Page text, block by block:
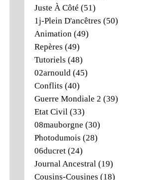
Juste À Côté (51)
1j-Plein D'ancêtres (50)
Animation (49)
Repères (49)
Tutoriels (48)
02arnould (45)
Conflits (40)
Guerre Mondiale 2 (39)
Etat Civil (33)
08mauborgne (30)
Photodumois (28)
06ducret (24)
Journal Ancestral (19)
Cousins-Cousines (18)